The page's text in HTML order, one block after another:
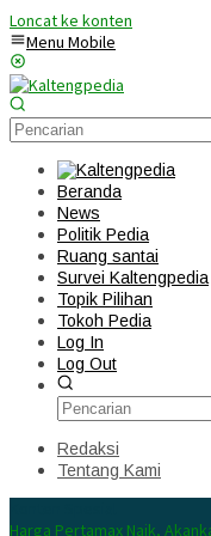
Loncat ke konten
Menu Mobile
Beranda
News
Politik Pedia
Ruang santai
Survei Kaltengpedia
Topik Pilihan
Tokoh Pedia
Log In
Log Out
Redaksi
Tentang Kami
Harga Pertamax Naik,